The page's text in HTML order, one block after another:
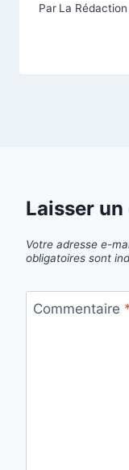
Par La Rédaction
Laisser
Votre adresse e-
obligatoires sont
Commentaire